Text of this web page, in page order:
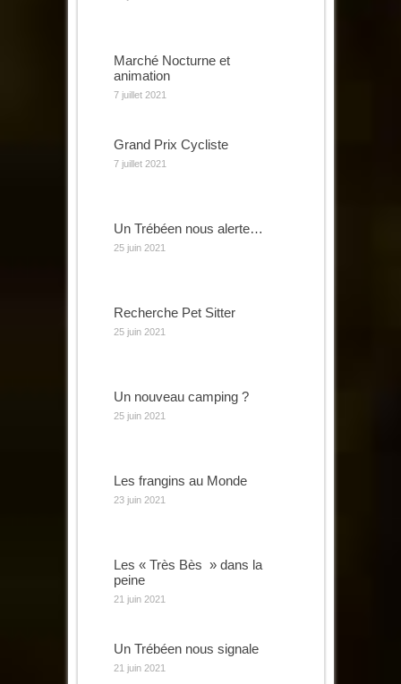
Marché Nocturne et
animation
7 juillet 2021
Grand Prix Cycliste
7 juillet 2021
Un Trébéen nous alerte…
25 juin 2021
Recherche Pet Sitter
25 juin 2021
Un nouveau camping ?
25 juin 2021
Les frangins au Monde
23 juin 2021
Les « Très Bès » dans la
peine
21 juin 2021
Un Trébéen nous signale
21 juin 2021